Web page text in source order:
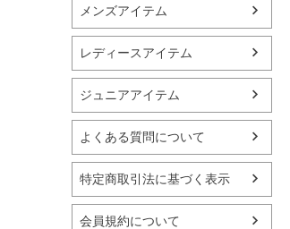
バスケットボール
シューズ
ランニング用品
スポーツアパレル
テニス
バレーボール
フィットネス用品
スイミング用品
マリン
メンズアイテム
レディースアイテム
ジュニアアイテム
よくある質問について
特定商取引法に基づく表示
会員規約について